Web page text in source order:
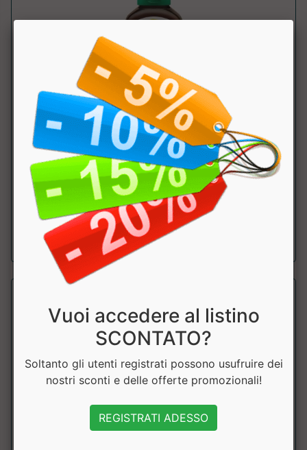
Magnesio tripla azione
Jamieson
Il magnesio contribuisce alla riduzione della stanchezza e
dell'affaticamento, al benesser...
a partire da € 20.72
sconto 20%
Potassio
Vuoi accedere al listino
SCONTATO?
Soltanto gli utenti registrati possono usufruire dei
nostri sconti e delle offerte promozionali!
REGISTRATI ADESSO